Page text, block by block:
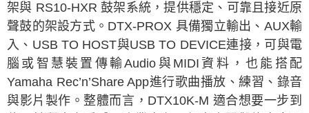
架與 RS10-HXR 鼓架系統，提供穩定、可靠且接近原
聲鼓的架設方式。DTX-PROX 具備獨立輸出、AUX輸
入、USB TO HOST與USB TO DEVICE連接，可與電
腦或智慧裝置傳輸Audio與MIDI資料，也能搭配
Yamaha Rec’n’Share App進行歌曲播放、練習、錄音
與影片製作。整體而言，DTX10K-M 適合想要一步到